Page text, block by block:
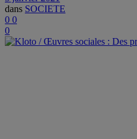
dans SOCIETE
0 0
0